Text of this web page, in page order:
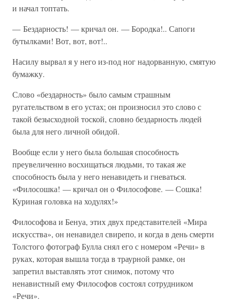
и начал топтать.
— Бездарность! — кричал он. — Бородка!.. Сапоги
бутылками! Вот, вот, вот!..
Насилу вырвал я у него из-под ног надорванную, смятую
бумажку.
Слово «бездарность» было самым страшным
ругательством в его устах; он произносил это слово с
такой безысходной тоской, словно бездарность людей
была для него личной обидой.
Вообще если у него была большая способность
преувеличенно восхищаться людьми, то такая же
способность была у него ненавидеть и гневаться.
«Филосошка! — кричал он о Философове. — Сошка!
Куриная головка на ходулях!»
Философова и Бенуа, этих двух представителей «Мира
искусства», он ненавидел свирепо, и когда в день смерти
Толстого фотограф Булла снял его с номером «Речи» в
руках, которая вышла тогда в траурной рамке, он
запретил выставлять этот снимок, потому что
ненавистный ему Философов состоял сотрудником
«Речи».